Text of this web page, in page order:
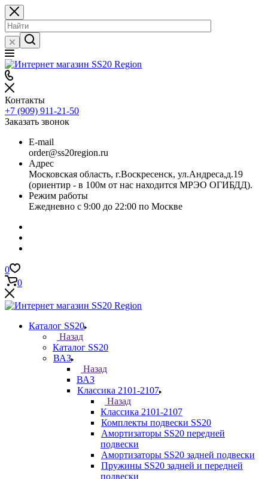
Контакты
+7 (909) 911-21-50
Заказать звонок
E-mail
order@ss20region.ru
Адрес
Московская область, г.Воскресенск, ул.Андреса,д.19
(ориентир - в 100м от нас находится МРЭО ОГИБДД).
Режим работы
Ежедневно с 9:00 до 22:00 по Москве
0
0
Каталог SS20
Назад
Каталог SS20
ВАЗ
Назад
ВАЗ
Классика 2101-2107
Назад
Классика 2101-2107
Комплекты подвески SS20
Амортизаторы SS20 передней
подвески
Амортизаторы SS20 задней подвески
Пружины SS20 задней и передней
подвески